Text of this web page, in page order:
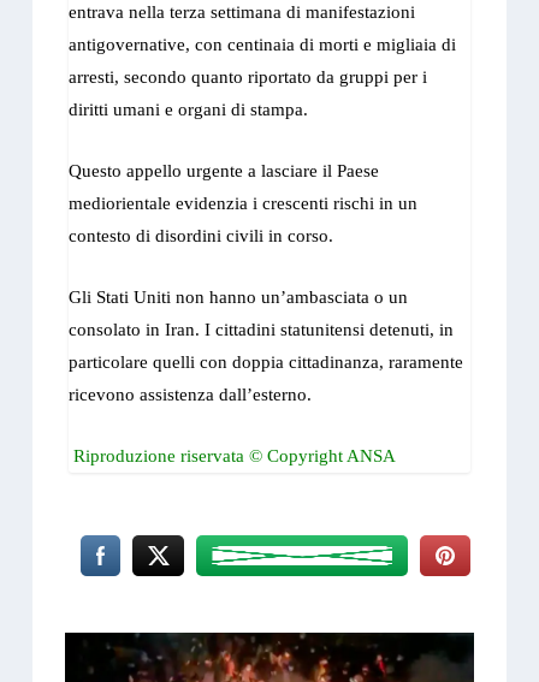
entrava nella terza settimana di manifestazioni
antigovernative, con centinaia di morti e migliaia di
arresti, secondo quanto riportato da gruppi per i
diritti umani e organi di stampa.
Questo appello urgente a lasciare il Paese
mediorientale evidenzia i crescenti rischi in un
contesto di disordini civili in corso.
Gli Stati Uniti non hanno un’ambasciata o un
consolato in Iran. I cittadini statunitensi detenuti, in
particolare quelli con doppia cittadinanza, raramente
ricevono assistenza dall’esterno.
Riproduzione riservata © Copyright ANSA